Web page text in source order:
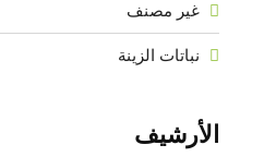
غير مصنف
نباتات الزينة
الأرشيف